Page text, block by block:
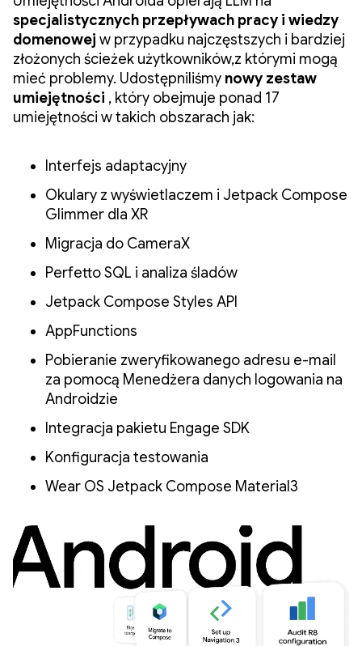
specjalistycznych przepływach pracy i wiedzy
domenowej w przypadku najczęstszych i bardziej
złożonych ścieżek użytkowników,z którymi mogą
mieć problemy. Udostępniliśmy nowy zestaw
umiejętności , który obejmuje ponad 17
umiejętności w takich obszarach jak:
Interfejs adaptacyjny
Okulary z wyświetlaczem i Jetpack Compose
Glimmer dla XR
Migracja do CameraX
Perfetto SQL i analiza śladów
Jetpack Compose Styles API
AppFunctions
Pobieranie zweryfikowanego adresu e-mail
za pomocą Menedżera danych logowania na
Androidzie
Integracja pakietu Engage SDK
Konfiguracja testowania
Wear OS Jetpack Compose Material3